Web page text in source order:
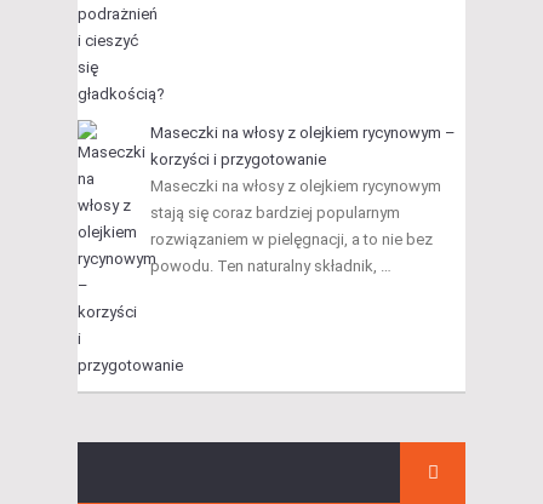
Maseczki na włosy z olejkiem rycynowym –
korzyści i przygotowanie
Maseczki na włosy z olejkiem rycynowym
stają się coraz bardziej popularnym
rozwiązaniem w pielęgnacji, a to nie bez
powodu. Ten naturalny składnik, …